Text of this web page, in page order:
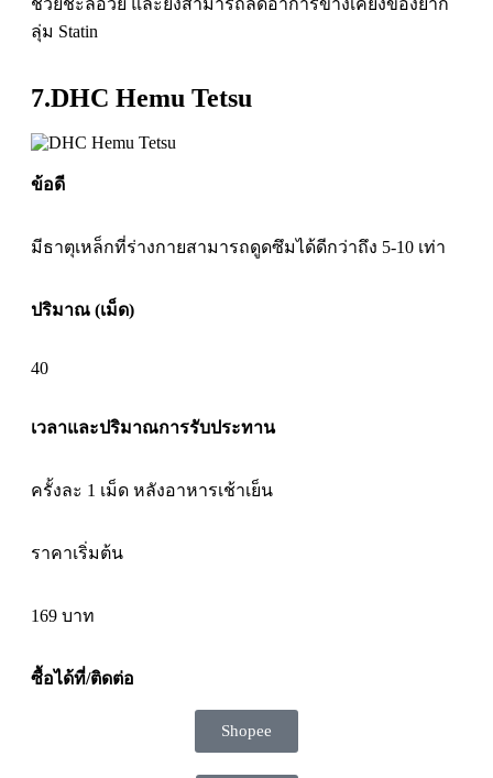
ช่วยชะลอวัย และยังสามารถลดอาการข้างเคียงของยาก
ลุ่ม Statin
7.DHC Hemu Tetsu
ข้อดี
มีธาตุเหล็กที่ร่างกายสามารถดูดซึมได้ดีกว่าถึง 5-10 เท่า
ปริมาณ (เม็ด)
40
เวลาและปริมาณการรับประทาน
ครั้งละ 1 เม็ด หลังอาหารเช้าเย็น
ราคาเริ่มต้น
169 บาท
ซื้อได้ที่/ติดต่อ
Shopee